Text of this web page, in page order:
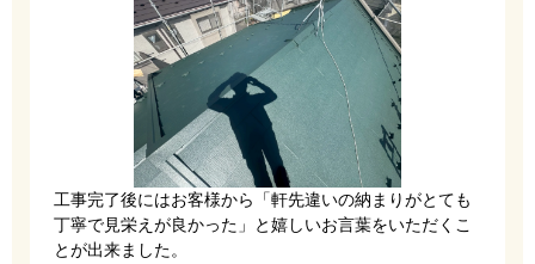
ルーフィング（防水シート）にはタディスセルフ
カバーを使用しました。裏側がシール状になって
いる粘着式のため、割れが生じやすいノンアスベ
工事完了後にはお客様から「軒先違いの納まりがとても
丁寧で見栄えが良かった」と嬉しいお言葉をいただくこ
とが出来ました。